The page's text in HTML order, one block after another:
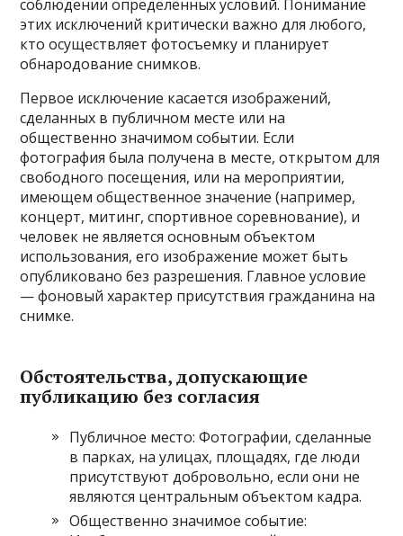
соблюдении определённых условий. Понимание
этих исключений критически важно для любого,
кто осуществляет фотосъемку и планирует
обнародование снимков.
Первое исключение касается изображений,
сделанных в публичном месте или на
общественно значимом событии. Если
фотография была получена в месте, открытом для
свободного посещения, или на мероприятии,
имеющем общественное значение (например,
концерт, митинг, спортивное соревнование), и
человек не является основным объектом
использования, его изображение может быть
опубликовано без разрешения. Главное условие
— фоновый характер присутствия гражданина на
снимке.
Обстоятельства, допускающие
публикацию без согласия
Публичное место: Фотографии, сделанные
в парках, на улицах, площадях, где люди
присутствуют добровольно, если они не
являются центральным объектом кадра.
Общественно значимое событие: